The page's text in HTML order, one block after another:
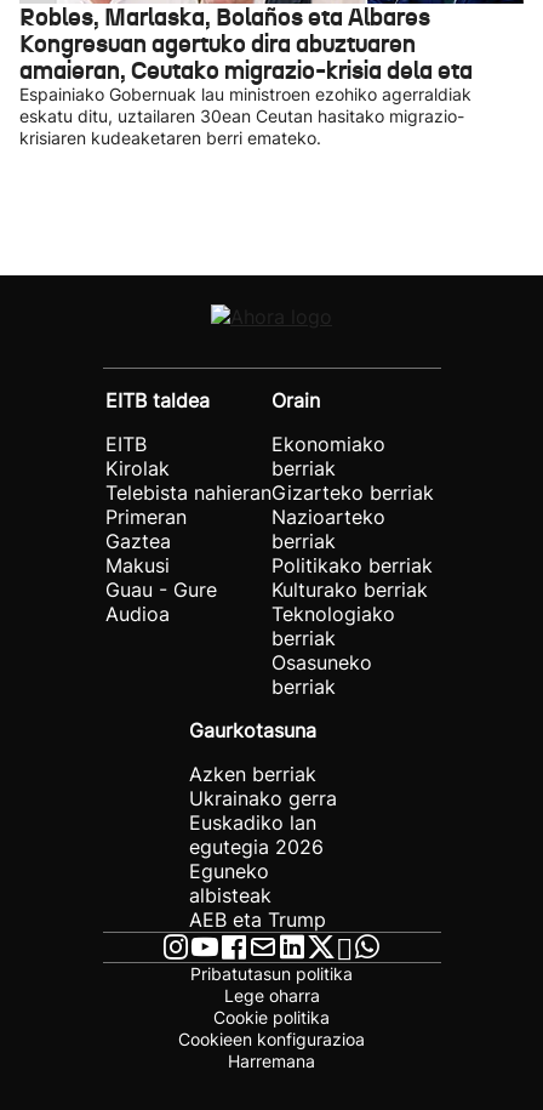
Robles, Marlaska, Bolaños eta Albares
Kongresuan agertuko dira abuztuaren
amaieran, Ceutako migrazio-krisia dela eta
Espainiako Gobernuak lau ministroen ezohiko agerraldiak
eskatu ditu, uztailaren 30ean Ceutan hasitako migrazio-
krisiaren kudeaketaren berri emateko.
EITB taldea
EITB
Kirolak
Telebista nahieran
Primeran
Gaztea
Makusi
Guau - Gure
Audioa
Orain
Ekonomiako
berriak
Gizarteko berriak
Nazioarteko
berriak
Politikako berriak
Kulturako berriak
Teknologiako
berriak
Osasuneko
berriak
Gaurkotasuna
Azken berriak
Ukrainako gerra
Euskadiko lan
egutegia 2026
Eguneko
albisteak
AEB eta Trump
Pribatutasun politika
Lege oharra
Cookie politika
Cookieen konfigurazioa
Harremana